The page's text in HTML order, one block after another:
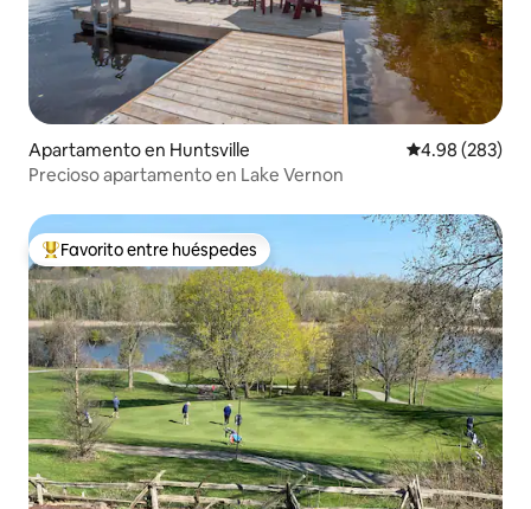
Apartamento en Huntsville Calificación
4.98 (283)
Precioso apartamento en Lake Vernon
Favorito entre huéspedes preferido
Favorito entre huéspedes